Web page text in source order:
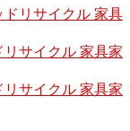
リサイクル 家具
サイクル 家具家
サイクル 家具家